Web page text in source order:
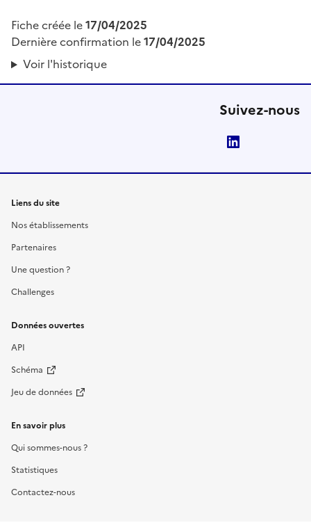
Fiche créée le17/04/2025
Dernière confirmation le17/04/2025
Voir l'historique
Suivez-nous
Liens du site
Nos établissements
Partenaires
Une question ?
Challenges
Données ouvertes
API
Schéma
Jeu de données
En savoir plus
Qui sommes-nous ?
Statistiques
Contactez-nous